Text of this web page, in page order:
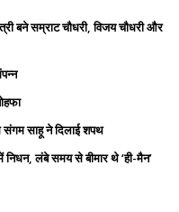
बने सम्राट चौधरी, विजय चौधरी और
संगम साहू ने दिलाई शपथ
लंबे समय से बीमार थे ‘ही-मैन’